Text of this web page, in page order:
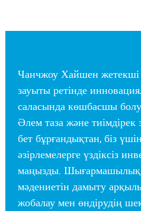
Чанчжоу Хайшен жетекші
зауыты ретінде
саласында көшбасшы
Әлем таза және
бет бұрғандықтан, біз
әзірлемелерге үздіксіз
маңызды. Шығармашылық
мәдениетін дамыту
жобалау мен өндірудің